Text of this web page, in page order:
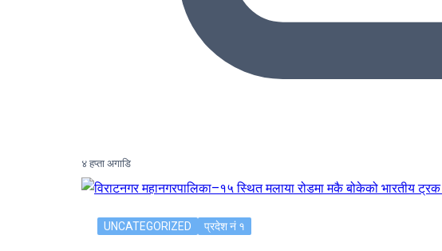
४ हप्ता अगाडि
UNCATEGORIZED प्रदेश नं १